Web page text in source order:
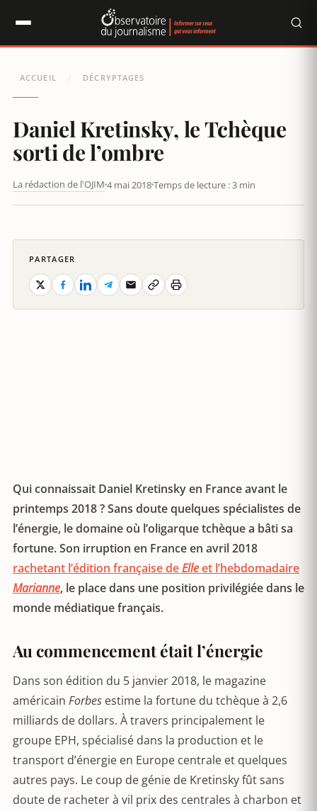
ACCUEIL / DÉCRYPTAGES
Daniel Kretinsky, le Tchèque
sorti de l’ombre
La rédaction de l'OJIM 4 mai 2018Temps de lecture : 3 min
Qui connaissait Daniel Kretinsky en France avant le
printemps 2018 ? Sans doute quelques spécialistes de
l’énergie, le domaine où l’oligarque tchèque a bâti sa
fortune. Son irruption en France en avril 2018
rachetant l’édition française deElleet l’hebdomadaire
Marianne, le place dans une position privilégiée dans le
monde médiatique français.
Au commencement était l’énergie
Dans son édition du 5 janvier 2018, le magazine
américain Forbes estime la fortune du tchèque à 2,6
milliards de dollars. À travers principalement le
groupe EPH, spécialisé dans la production et le
transport d’énergie en Europe centrale et quelques
autres pays. Le coup de génie de Kretinsky fût sans
doute de racheter à vil prix des centrales à charbon et
PARTAGER
Panneau de gestion des cookies